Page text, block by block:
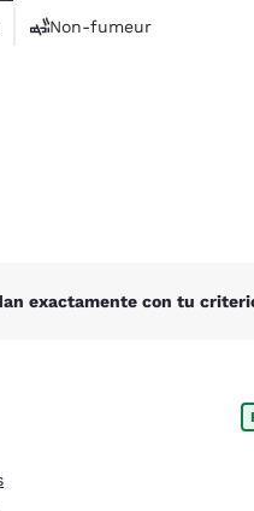
Non-fumeur
exactamente con tu